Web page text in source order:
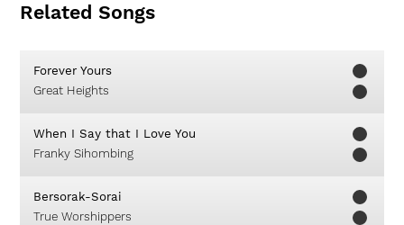
Related Songs
Forever Yours
Great Heights
When I Say that I Love You
Franky Sihombing
Bersorak-Sorai
True Worshippers